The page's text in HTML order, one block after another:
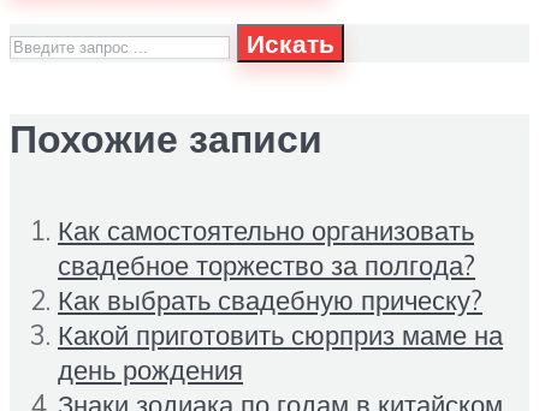
Искать
Похожие записи
Как самостоятельно организовать
свадебное торжество за полгода?
Как выбрать свадебную прическу?
Какой приготовить сюрприз маме на
день рождения